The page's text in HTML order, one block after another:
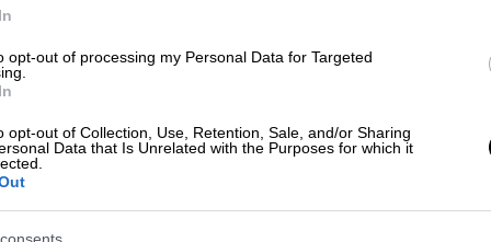
opt-out of processing my Personal Data for Targeted
opt-out of Collection, Use, Retention, Sale, and/or Sharing
Data that Is Unrelated with the Purposes for which it
της μετά το περιστατικό ανέφερε πως
στοιχείο που να δείχνει ότι τα drone
Επιπρόσθετα, όπως μετέδωσε ο
στη Βαρσοβία, κλήθηκε για εξηγήσεις